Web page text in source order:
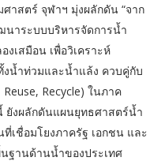
าสตร์ จุฬาฯ มุ่งผลักดัน “จาก
นาระบบบริหารจัดการน้ำ
เสมือน เพื่อวิเคราะห์
น้ำท่วมและน้ำแล้ง ควบคู่กับ
Recycle) ในภาค
ยังผลักดันแผนยุทธศาสตร์น้ำ
เชื่อมโยงภาครัฐ เอกชน และ
นฐานด้านน้ำของประเทศ